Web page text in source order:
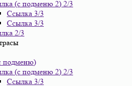
(с подменю 2) 2/3
Ссылка 3/3
Ссылка 3/3
2/3
подменю)
(с подменю 2) 2/3
Ссылка 3/3